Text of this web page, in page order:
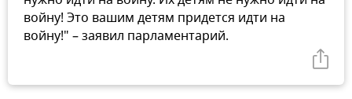
войну! Это вашим детям придется идти на
войну!" – заявил парламентарий.